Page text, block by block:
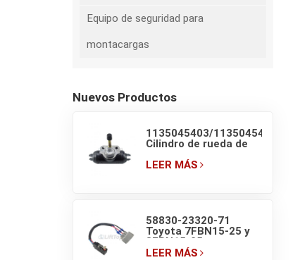
Equipo de seguridad para
montacargas
Nuevos Productos
1135045403/1135045405
Cilindro de rueda de
carretilla retráctil
LEER MÁS
58830-23320-71
Toyota 7FBN15-25 y
8FBN15-25
Microinterruptor de
LEER MÁS